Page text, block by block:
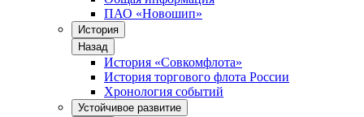
ПАО «Новошип»
История
Назад
История «Совкомфлота»
История торгового флота России
Хронология событий
Устойчивое развитие